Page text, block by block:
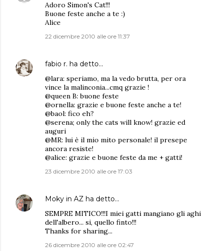
Adoro Simon's Cat!!!
Buone feste anche a te :)
Alice
22 dicembre 2010 alle ore 11:37
fabio r. ha detto…
@lara: speriamo, ma la vedo brutta, per ora
vince la malinconia...cmq grazie !
@queen B: buone feste
@ornella: grazie e buone feste anche a te!
@baol: fico eh?
@serena; only the cats will know! grazie ed
auguri
@MR: lui è il mio mito personale! il presepe
ancora resiste!
@alice: grazie e buone feste da me + gatti!
23 dicembre 2010 alle ore 17:03
Moky in AZ ha detto…
SEMPRE MITICO!!!I miei gatti mangiano gli aghi
dell'albero... si, quello finto!!!
Thanks for sharing...
26 dicembre 2010 alle ore 02:47